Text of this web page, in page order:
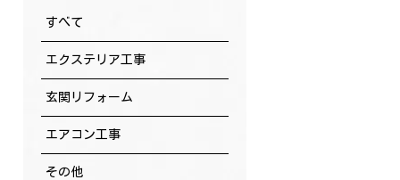
すべて
エクステリア工事
玄関リフォーム
エアコン工事
その他